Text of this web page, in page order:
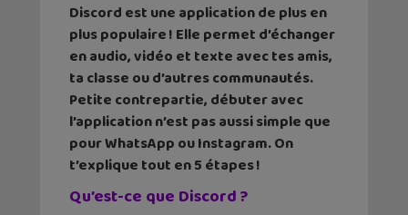
Discord est une application de plus en
plus populaire ! Elle permet d’échanger
en audio, vidéo et texte avec tes amis,
ta classe ou d’autres communautés.
Petite contrepartie, débuter avec
l’application n’est pas aussi simple que
pour WhatsApp ou Instagram. On
t’explique tout en 5 étapes !
Qu’est-ce que Discord ?